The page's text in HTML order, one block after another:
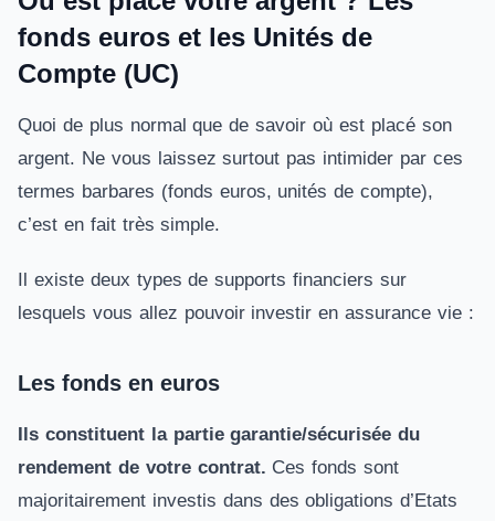
fonds euros et les Unités de
Compte (UC)
Quoi de plus normal que de savoir où est placé son
argent. Ne vous laissez surtout pas intimider par ces
termes barbares (fonds euros, unités de compte),
c’est en fait très simple.
Il existe deux types de supports financiers sur
lesquels vous allez pouvoir investir en assurance vie :
Les fonds en euros
Ils constituent la partie garantie/sécurisée du
rendement de votre contrat. Ces fonds sont
majoritairement investis dans des obligations d’Etats